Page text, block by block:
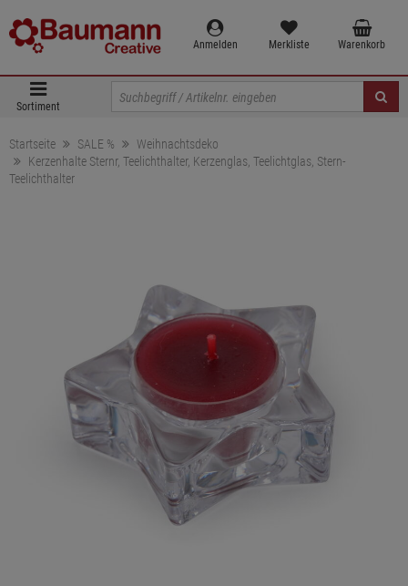
Anmelden Merkliste Warenkorb
Sortiment
Startseite SALE %
Weihnachtsdeko
Kerzenhalte Sternr, Teelichthalter, Kerzenglas, Teelichtglas, Stern-
Teelichthalter